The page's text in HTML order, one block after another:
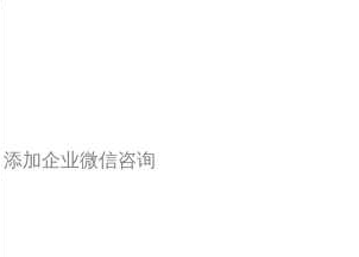
添加企业微信咨询